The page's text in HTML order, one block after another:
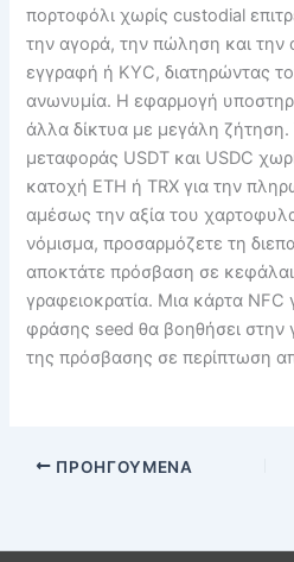
πορτοφόλι χωρίς custodial
την αγορά, την πώληση και
εγγραφή ή KYC, διατηρώντας
ανωνυμία. Η εφαρμογή
άλλα δίκτυα με μεγάλη
μεταφοράς USDT και USDC
κατοχή ETH ή TRX για την
αμέσως την αξία του
νόμισμα, προσαρμόζετε τη
αποκτάτε πρόσβαση σε
γραφειοκρατία. Μια κάρτα NFC
φράσης seed θα βοηθήσει στην
της πρόσβασης σε περίπτωση
ΠΡΟΗΓΟΎΜΕΝΑ